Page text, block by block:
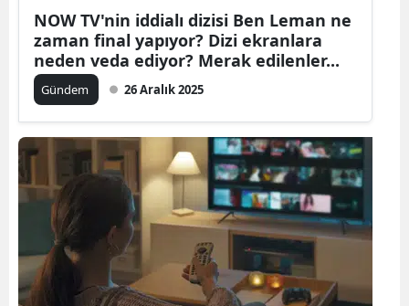
NOW TV'nin iddialı dizisi Ben Leman ne
zaman final yapıyor? Dizi ekranlara
neden veda ediyor? Merak edilenler...
Gündem 26 Aralık 2025